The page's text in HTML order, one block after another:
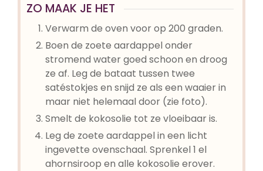
ZO MAAK JE HET
Verwarm de oven voor op 200 graden.
Boen de zoete aardappel onder
stromend water goed schoon en droog
ze af. Leg de bataat tussen twee
satéstokjes en snijd ze als een waaier in
maar niet helemaal door (zie foto).
Smelt de kokosolie tot ze vloeibaar is.
Leg de zoete aardappel in een licht
ingevette ovenschaal. Sprenkel 1 el
ahornsiroop en alle kokosolie erover.